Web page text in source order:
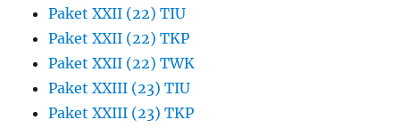
Paket XXII (22) TIU
Paket XXII (22) TKP
Paket XXII (22) TWK
Paket XXIII (23) TIU
Paket XXIII (23) TKP